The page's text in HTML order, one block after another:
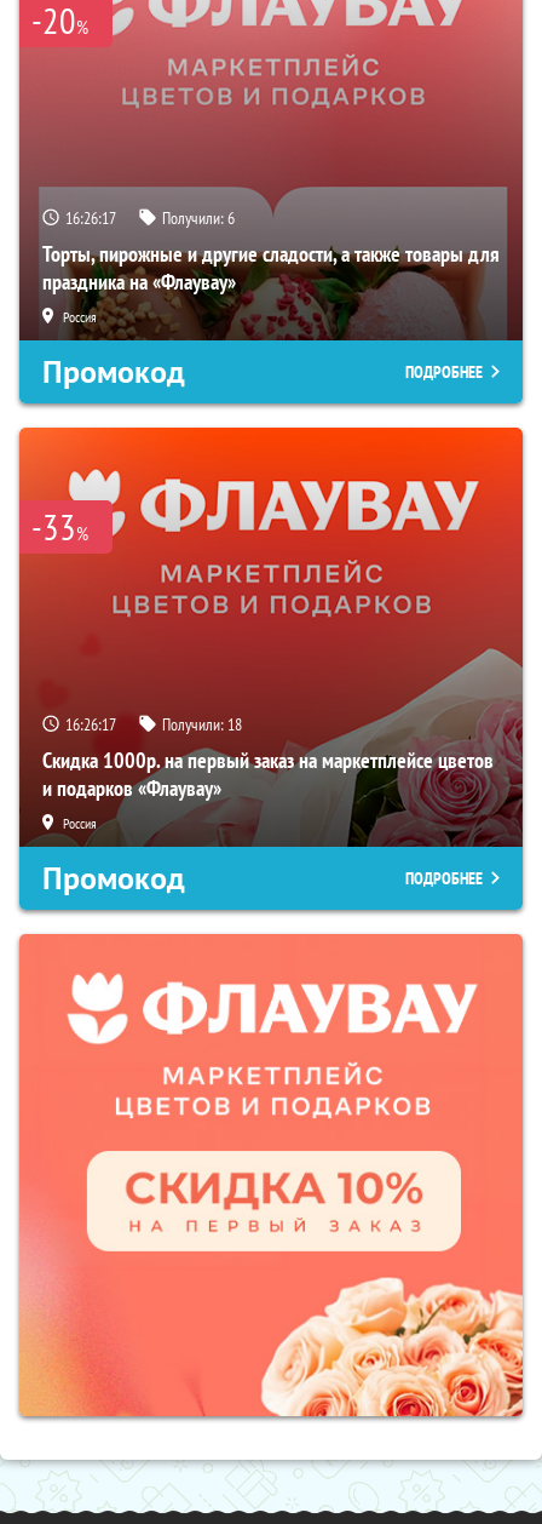
-20%
16:26:16 Получили:6
Торты, пирожные и другие сладости, а также товары для
праздника на «Флаувау»
Россия
Промокод ПОДРОБНЕЕ
-33%
16:26:16 Получили: 18
Скидка 1000р. на первый заказ на маркетплейсе цветов
и подарков «Флаувау»
Россия
Промокод ПОДРОБНЕЕ